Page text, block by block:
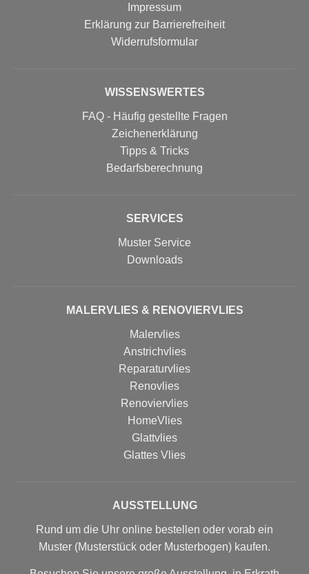
Impressum
Erklärung zur Barrierefreiheit
Widerrufs­formular
WISSENSWERTES
FAQ - Häufig gestellte Fragen
Zeichenerklärung
Tipps & Tricks
Bedarfsberechnung
SERVICES
Muster Service
Downloads
MALERVLIES & RENOVIERVLIES
Malervlies
Anstrichvlies
Reparaturvlies
Renovlies
Renoviervlies
HomeVlies
Glattvlies
Glattes Vlies
AUSSTELLUNG
Rund um die Uhr online bestellen oder vorab ein
Muster (Musterstück oder Musterbogen) kaufen.